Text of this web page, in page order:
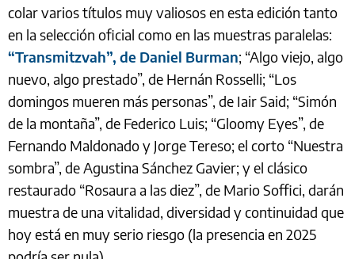
colar varios títulos muy valiosos en esta edición tanto
en la selección oficial como en las muestras paralelas:
“Transmitzvah”, de Daniel Burman; “Algo viejo, algo
nuevo, algo prestado”, de Hernán Rosselli; “Los
domingos mueren más personas”, de ­Iair Said; “Simón
de la montaña”, de Federico Luis; “Gloomy Eyes”, de
Fernando Maldonado y Jorge Tereso; el corto “Nuestra
sombra”, de Agustina Sánchez Gavier; y el clásico
restaurado “Rosaura a las diez”, de Mario Soffici, darán
muestra de una vitalidad, diversidad y continuidad que
hoy está en muy serio riesgo (la presencia en 2025